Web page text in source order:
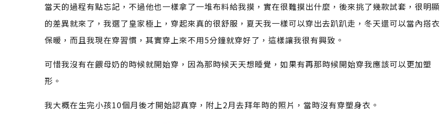
當天的過程有點忘記，不過他也一樣拿了一堆布料給我摸，實在很難摸出什麼，後來挑了幾款試套，很明顯
的差異就來了，我選了皇家極上，穿起來真的很舒服，夏天我一樣可以穿出去趴趴走，冬天還可以當內搭衣
保暖，而且我現在穿習慣，其實穿上來不用5分鐘就穿好了，這樣讓我很有興致。
可惜我沒有在餵母奶的時候就開始穿，因為那時候天天想睡覺，如果有再那時候開始穿我應該可以更加塑
形。
我大概在生完小孩10個月後才開始認真穿，附上2月去拜年時的照片，當時沒有穿塑身衣。